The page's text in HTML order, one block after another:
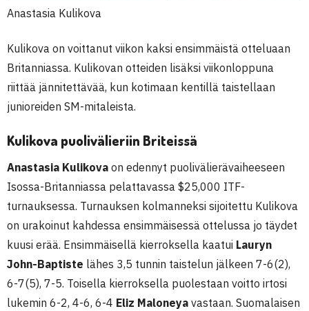
Anastasia Kulikova
Kulikova on voittanut viikon kaksi ensimmäistä otteluaan
Britanniassa. Kulikovan otteiden lisäksi viikonloppuna
riittää jännitettävää, kun kotimaan kentillä taistellaan
junioreiden SM-mitaleista.
Kulikova puolivälieriin Briteissä
Anastasia Kulikova on edennyt puolivälierävaiheeseen
Isossa-Britanniassa pelattavassa $25,000 ITF-
turnauksessa. Turnauksen kolmanneksi sijoitettu Kulikova
on urakoinut kahdessa ensimmäisessä ottelussa jo täydet
kuusi erää. Ensimmäisellä kierroksella kaatui Lauryn
John-Baptiste lähes 3,5 tunnin taistelun jälkeen 7-6(2),
6-7(5), 7-5. Toisella kierroksella puolestaan voitto irtosi
lukemin 6-2, 4-6, 6-4 Eliz Maloneya vastaan. Suomalaisen